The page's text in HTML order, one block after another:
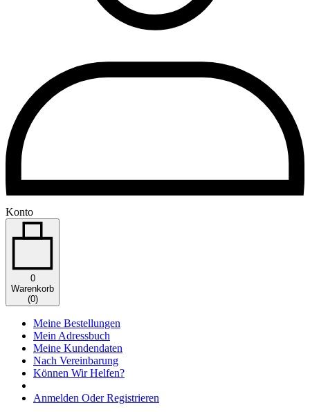
Konto
0
Warenkorb
(0)
Meine Bestellungen
Mein Adressbuch
Meine Kundendaten
Nach Vereinbarung
Können Wir Helfen?
Anmelden Oder Registrieren